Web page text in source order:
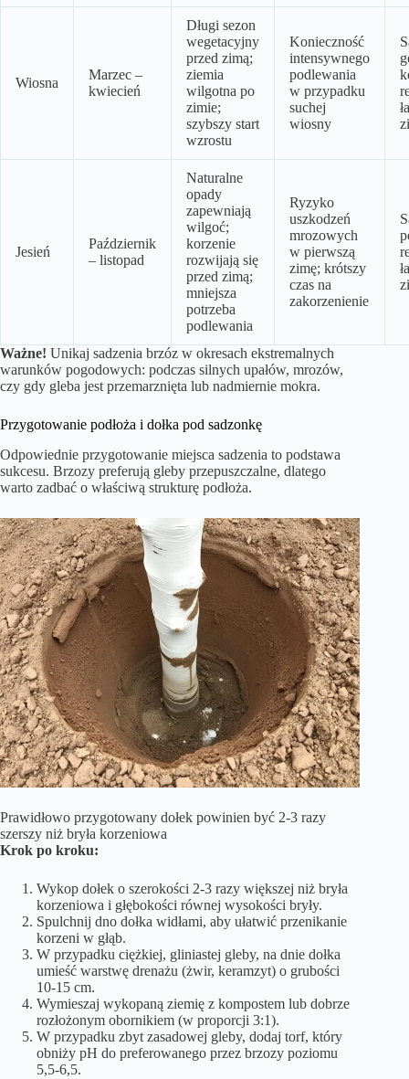
Wiosna
Marzec –
kwiecień
Długi sezon
wegetacyjny
przed zimą;
ziemia
wilgotna po
zimie;
szybszy start
wzrostu
Konieczność
intensywnego
podlewania
w przypadku
suchej
wiosny
Jesień
Październik
– listopad
Naturalne
opady
zapewniają
wilgoć;
korzenie
rozwijają się
przed zimą;
mniejsza
potrzeba
podlewania
Ryzyko
uszkodzeń
mrozowych
w pierwszą
zimę; krótszy
czas na
zakorzenienie
Ważne! Unikaj sadzenia brzóz w okresach ekstremalnych
warunków pogodowych: podczas silnych upałów, mrozów,
czy gdy gleba jest przemarznięta lub nadmiernie mokra.
Przygotowanie podłoża i dołka pod sadzonkę
Odpowiednie przygotowanie miejsca sadzenia to podstawa
sukcesu. Brzozy preferują gleby przepuszczalne, dlatego
warto zadbać o właściwą strukturę podłoża.
Prawidłowo przygotowany dołek powinien być 2-3 razy
szerszy niż bryła korzeniowa
Krok po kroku:
Wykop dołek o szerokości 2-3 razy większej niż bryła
korzeniowa i głębokości równej wysokości bryły.
Spulchnij dno dołka widłami, aby ułatwić przenikanie
korzeni w głąb.
W przypadku ciężkiej, gliniastej gleby, na dnie dołka
umieść warstwę drenażu (żwir, keramzyt) o grubości
10-15 cm.
Wymieszaj wykopaną ziemię z kompostem lub dobrze
rozłożonym obornikiem (w proporcji 3:1).
W przypadku zbyt zasadowej gleby, dodaj torf, który
obniży pH do preferowanego przez brzozy poziomu
5,5-6,5.